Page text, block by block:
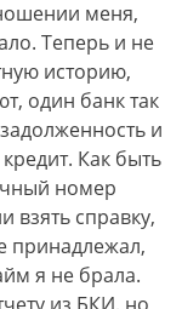
меня,
Теперь и не
историю,
один банк так
и
Как быть
номер
взять справку,
принадлежал,
я не брала.